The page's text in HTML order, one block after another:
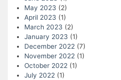
May 2023 (2)
April 2023 (1)
March 2023 (2)
January 2023 (1)
December 2022(7)
November 2022(1)
October 2022(1)
July 2022(1)